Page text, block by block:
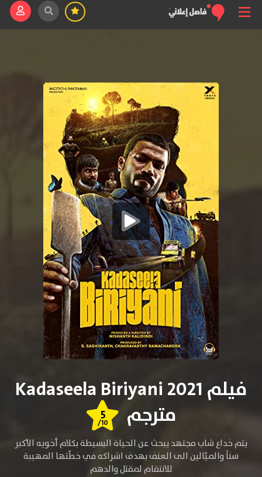
فيلم Kadaseela Biriyani 2021
مترجم
5
/10
يتم خداع شاب مجتهد يبحث عن الحياة البسيطة بكلام أخويه الأكبر
سناً والميّالين الى العنف بهدف اشراكه في خطّتها المهيبة
للانتقام لمقتل والدهم